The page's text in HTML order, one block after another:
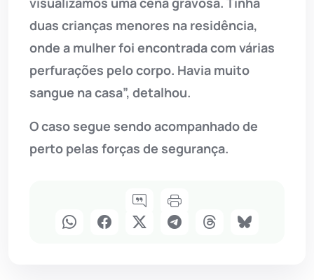
duas crianças menores na residência,
onde a mulher foi encontrada com várias
perfurações pelo corpo. Havia muito
sangue na casa”, detalhou.
O caso segue sendo acompanhado de
perto pelas forças de segurança.